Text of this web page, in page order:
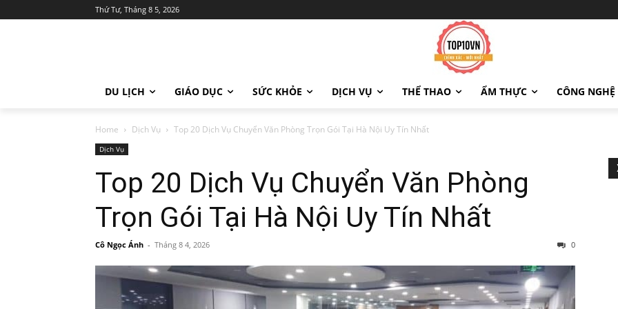
Thứ Tư, Tháng 8 5, 2026
DU LỊCH GIÁO DỤC SỨC KHỎE DỊCH VỤ THỂ THAO ẨM THỰC CÔNG NGHỆ
Home Dịch Vụ Top 20 Dịch Vụ Chuyển Văn Phòng Trọn Gói Tại Hà Nội Uy Tín Nhất
Dịch Vụ
Top 20 Dịch Vụ Chuyển Văn Phòng
Trọn Gói Tại Hà Nội Uy Tín Nhất
Cô Ngọc Ánh - Tháng 8 4, 2026 0